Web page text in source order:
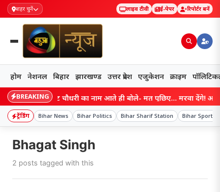
शहर चुनें लाइव टीवी ई-पेपर रिपोर्टर बनें
होम नेशनल बिहार झारखण्ड उत्तर प्रदेश एजुकेशन क्राइम
BREAKING
Bihar: सम्राट चौधरी का नाम आते ही बोले- मत पूछिए… मरवा देंगे! आखिर
ट्रेंडिंग Bihar News Bihar Politics Bihar Sharif Station Bihar Sports
Bhagat Singh
2 posts tagged with this